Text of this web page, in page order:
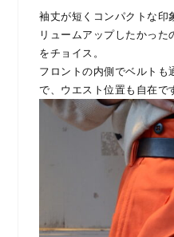
袖丈が短くコンパクトな印
リュームアップしたかっ
をチョイス。
フロントの内側でベルトも
で、ウエスト位置も自在で